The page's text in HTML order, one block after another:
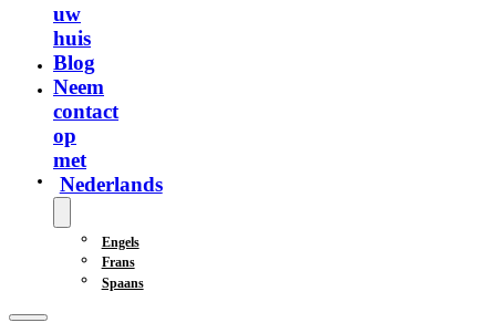
uw
huis
Blog
Neem
contact
op
met
Nederlands
Engels
Frans
Spaans